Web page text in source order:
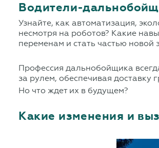
Водители-
Узнайте, как автоматизация,
несмотря на роботов? Какие
переменам и стать частью новой
Профессия дальнобойщика
за рулем, обеспечивая доставку
Но что ждет их в будущем?
Какие изменения и